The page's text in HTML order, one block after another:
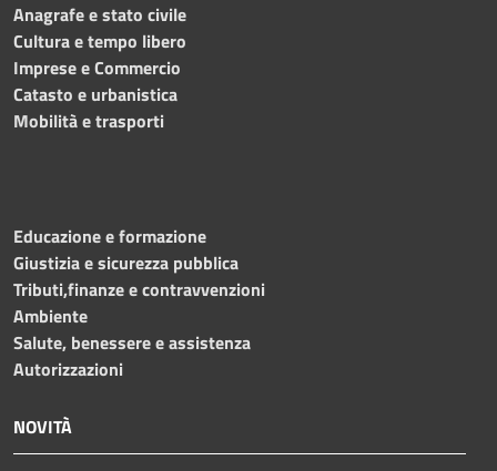
Anagrafe e stato civile
Cultura e tempo libero
Imprese e Commercio
Catasto e urbanistica
Mobilità e trasporti
Educazione e formazione
Giustizia e sicurezza pubblica
Tributi,finanze e contravvenzioni
Ambiente
Salute, benessere e assistenza
Autorizzazioni
NOVITÀ